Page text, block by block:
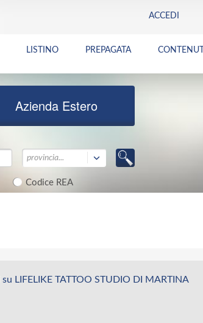
ACCEDI
LISTINO PREPAGATA CONTENUTI
Azienda Estero
Codice REA
provincia...
LIFELIKE TATTOO STUDIO DI MARTINA